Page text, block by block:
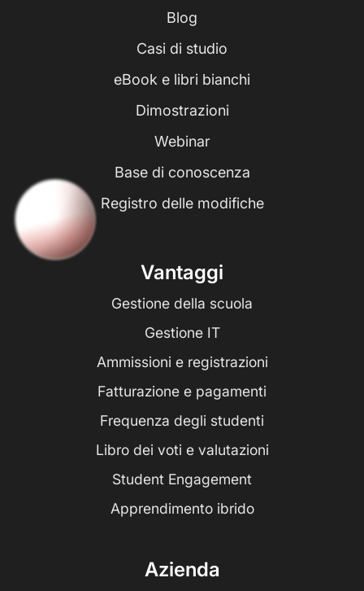
Blog
Casi di studio
eBook e libri bianchi
Dimostrazioni
Webinar
Base di conoscenza
Registro delle modifiche
Vantaggi
Gestione della scuola
Gestione IT
Ammissioni e registrazioni
Fatturazione e pagamenti
Frequenza degli studenti
Libro dei voti e valutazioni
Student Engagement
Apprendimento ibrido
Azienda